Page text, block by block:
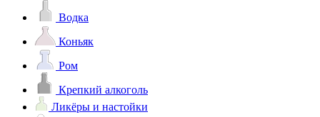
Водка
Коньяк
Ром
Крепкий алкоголь
Ликёры и настойки